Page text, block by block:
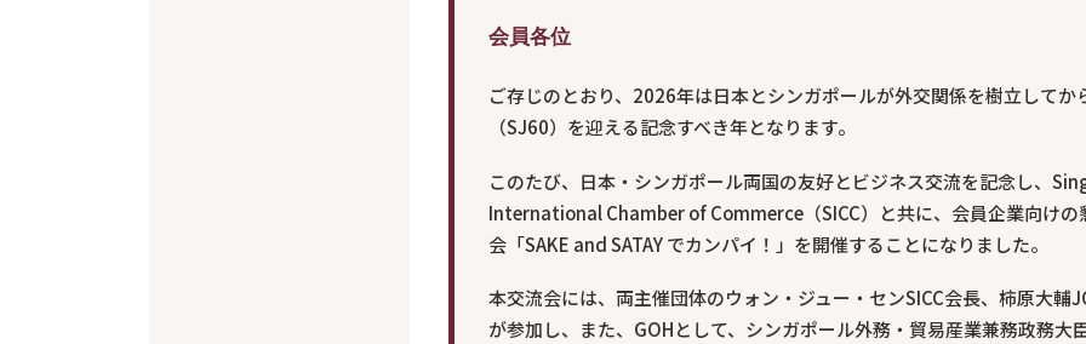
会員各位
ご存じのとおり、2026年は日本とシンガポールが外交関係を樹立してか
（SJ60）を迎える記念すべき年となります。
このたび、日本・シンガポール両国の友好とビジネス交流を記念し、
International Chamber of Commerce（SICC）と共に、会員企業向けの
会「SAKE and SATAY でカンパイ！」を開催することになりました。
本交流会には、両主催団体のウォン・ジュー・センSICC会長、柿原大輔
が参加し、また、GOHとして、シンガポール外務・貿易産業兼務政務大